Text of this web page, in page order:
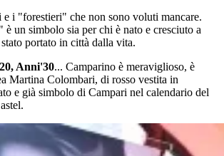
e i "forestieri" che non sono voluti mancare.
un simbolo sia per chi è nato e cresciuto a
portato in città dalla vita.
Anni'30... Camparino è meraviglioso, è
Martina Colombari, di rosso vestita in
e già simbolo di Campari nel calendario del